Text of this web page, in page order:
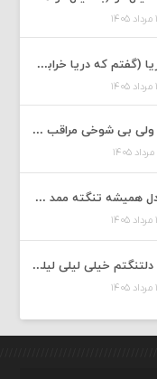
دانلود آهنگ علی ایلمان به نام دریا (گفتم که دریا خرابه نمه بارونه لب شط و نبین)
دانلود آهنگ مهدی فروغی به نام ولی بی شوخی مراقب من باش
دانلود آهنگ محمد ملایی به نام دل همیشه تنگته ممد کله ونگته
دانلود آهنگ محمد محرمی به نام دلتنگتم خیلی لیلی لیلی لیلی تو که نباشی پیش من به زندگی میلی